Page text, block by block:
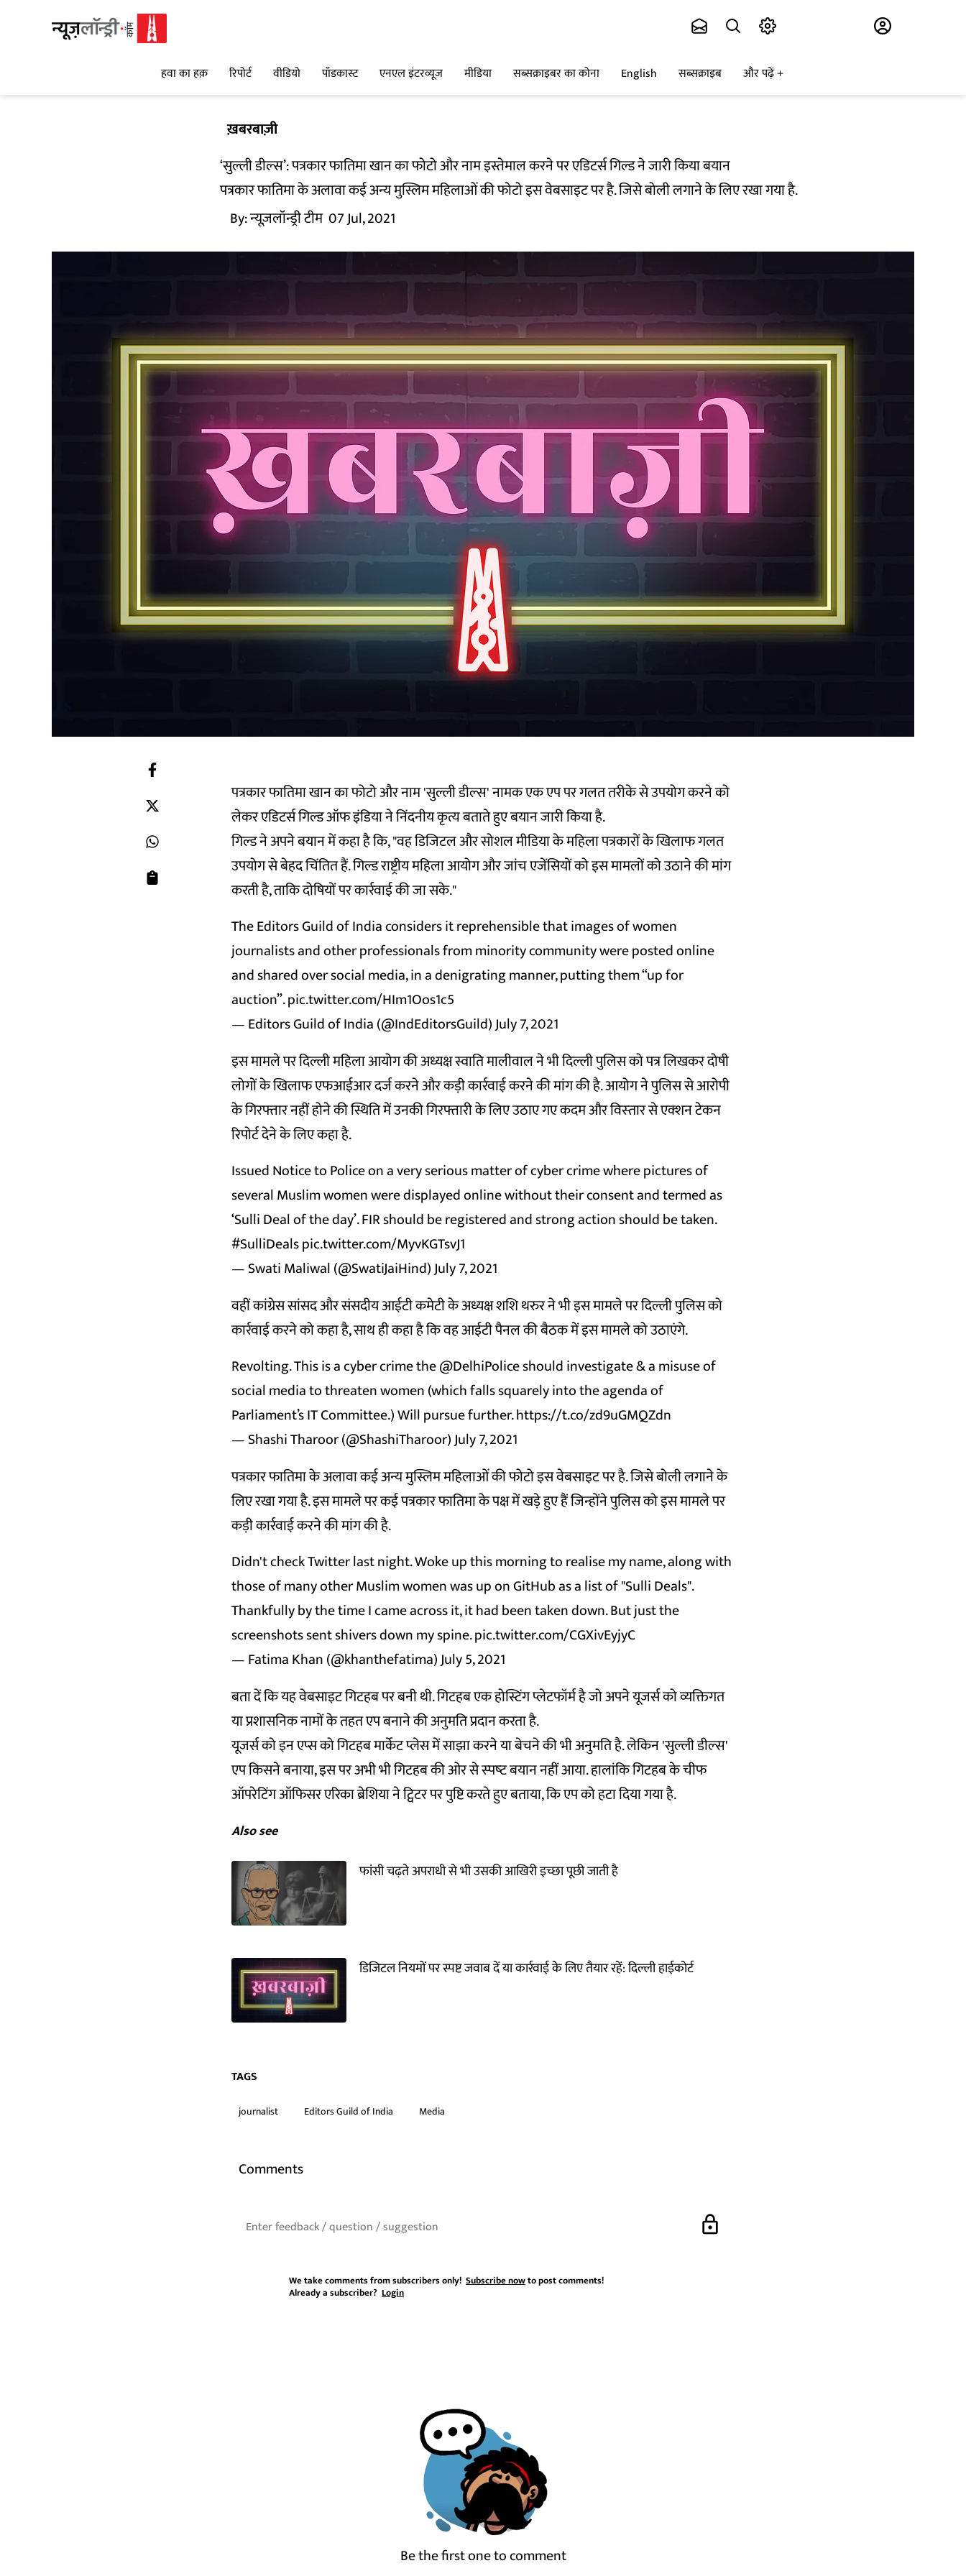
हवा का हक़ रिपोर्ट वीडियो पॉडकास्ट एनएल इंटरव्यूज मीडिया सब्सक्राइबर का कोना English सब्सक्राइब और पढ़ें
ख़बरबाज़ी
‘सुल्ली डील्स’: पत्रकार फातिमा खान का फोटो और नाम इस्तेमाल करने पर एडिटर्स गिल्ड ने जारी किया बयान
पत्रकार फातिमा के अलावा कई अन्य मुस्लिम महिलाओं की फोटो इस वेबसाइट पर है. जिसे बोली लगाने के लिए रखा गया है.
By:न्यूज़लॉन्ड्री टीम 07 Jul, 2021
पत्रकार फातिमा खान का फोटो और नाम 'सुल्ली डील्स' नामक एक एप पर गलत तरीके से उपयोग करने को
लेकर एडिटर्स गिल्ड ऑफ इंडिया ने निंदनीय कृत्य बताते हुए बयान जारी किया है.
गिल्ड ने अपने बयान में कहा है कि, "वह डिजिटल और सोशल मीडिया के महिला पत्रकारों के खिलाफ गलत
उपयोग से बेहद चिंतित हैं. गिल्ड राष्ट्रीय महिला आयोग और जांच एजेंसियों को इस मामलों को उठाने की मांग
करती है, ताकि दोषियों पर कार्रवाई की जा सके."
The Editors Guild of India considers it reprehensible that images of women
journalists and other professionals from minority community were posted online
and shared over social media, in a denigrating manner, putting them “up for
auction”.pic.twitter.com/HIm1Oos1c5
— Editors Guild of India (@IndEditorsGuild)July 7, 2021
इस मामले पर दिल्ली महिला आयोग की अध्यक्ष स्वाति मालीवाल ने भी दिल्ली पुलिस को पत्र लिखकर दोषी
लोगों के खिलाफ एफआईआर दर्ज करने और कड़ी कार्रवाई करने की मांग की है. आयोग ने पुलिस से आरोपी
के गिरफ्तार नहीं होने की स्थिति में उनकी गिरफ्तारी के लिए उठाए गए कदम और विस्‍तार से एक्‍शन टेकन
रिपोर्ट देने के लिए कहा है.
Issued Notice to Police on a very serious matter of cyber crime where pictures of
several Muslim women were displayed online without their consent and termed as
‘Sulli Deal of the day’. FIR should be registered and strong action should be taken.
#SulliDealspic.twitter.com/MyvKGTsvJ1
— Swati Maliwal (@SwatiJaiHind)July 7, 2021
वहीं कांग्रेस सांसद और संसदीय आईटी कमेटी के अध्यक्ष शशि थरुर ने भी इस मामले पर दिल्ली पुलिस को
कार्रवाई करने को कहा है, साथ ही कहा है कि वह आईटी पैनल की बैठक में इस मामले को उठाएंगे.
Revolting. This is a cyber crime the@DelhiPoliceshould investigate & a misuse of
social media to threaten women (which falls squarely into the agenda of
Parliament’s IT Committee.) Will pursue further.https://t.co/zd9uGMQZdn
— Shashi Tharoor (@ShashiTharoor)July 7, 2021
पत्रकार फातिमा के अलावा कई अन्य मुस्लिम महिलाओं की फोटो इस वेबसाइट पर है. जिसे बोली लगाने के
लिए रखा गया है. इस मामले पर कई पत्रकार फातिमा के पक्ष में खड़े हुए हैं जिन्होंने पुलिस को इस मामले पर
कड़ी कार्रवाई करने की मांग की है.
Didn't check Twitter last night. Woke up this morning to realise my name, along with
those of many other Muslim women was up on GitHub as a list of "Sulli Deals".
Thankfully by the time I came across it, it had been taken down. But just the
screenshots sent shivers down my spine.pic.twitter.com/CGXivEyjyC
— Fatima Khan (@khanthefatima)July 5, 2021
बता दें कि यह वेबसाइट गिटहब पर बनी थी. गिटहब एक होस्टिंग प्लेटफॉर्म है जो अपने यूजर्स को व्यक्तिगत
या प्रशासनिक नामों के तहत एप बनाने की अनुमति प्रदान करता है.
यूजर्स को इन एप्स को गिटहब मार्केट प्लेस में साझा करने या बेचने की भी अनुमति है. लेकिन 'सुल्ली डील्स'
एप किसने बनाया, इस पर अभी भी गिटहब की ओर से स्‍पष्‍ट बयान नहीं आया. हालांकि गिटहब के चीफ
ऑपरेटिंग ऑफिसर एरिका ब्रेशिया ने ट्विटर पर पुष्टि करते हुए बताया, कि एप को हटा दिया गया है.
Also see
फांसी चढ़ते अपराधी से भी उसकी आखिरी इच्छा पूछी जाती है
डिजिटल नियमों पर स्पष्ट जवाब दें या कार्रवाई के लिए तैयार रहें: दिल्ली हाईकोर्ट
TAGS
journalist Editors Guild of India Media
Comments
lock
We take comments from subscribers only! Subscribe nowto post comments!
Already a subscriber? Login
Be the first one to comment